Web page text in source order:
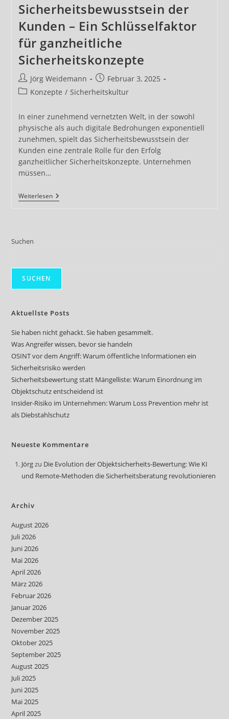
Sicherheitsbewusstsein der
Kunden – Ein Schlüsselfaktor
für ganzheitliche
Sicherheitskonzepte
Beitrags-
Autor:
Jörg Weidemann
Beitrag
veröffentlicht:
Februar 3, 2025
Beitrags-
Konzepte / Sicherheitskultur
In einer zunehmend vernetzten Welt, in der sowohl
physische als auch digitale Bedrohungen exponentiell
zunehmen, spielt das Sicherheitsbewusstsein der
Kunden eine zentrale Rolle für den Erfolg
ganzheitlicher Sicherheitskonzepte. Unternehmen
müssen…
WeiterlesenSicherheitsbewusstsein
Der
Suchen
SUCHEN
Aktuellste Posts
Sie haben nicht gehackt. Sie haben gesammelt.
Was Angreifer wissen, bevor sie handeln
OSINT vor dem Angriff: Warum öffentliche Informationen ein
Sicherheitsrisiko werden
Sicherheitsbewertung statt Mängelliste: Warum Einordnung im
Objektschutz entscheidend ist
Insider-Risiko im Unternehmen: Warum Loss Prevention mehr ist
als Diebstahlschutz
Neueste Kommentare
Jörgzu Die Evolution der Objektsicherheits-Bewertung: Wie KI
und Remote-Methoden die Sicherheitsberatung revolutionieren
Archiv
August 2026
Juli 2026
Juni 2026
Mai 2026
April 2026
März 2026
Februar 2026
Januar 2026
Dezember 2025
November 2025
Oktober 2025
September 2025
August 2025
Juli 2025
Juni 2025
Mai 2025
April 2025